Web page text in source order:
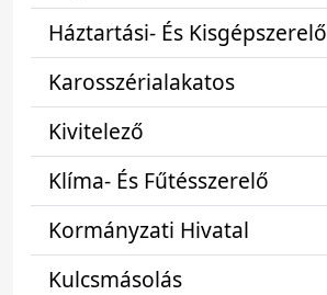
Háztartási- És Kisgépszerelő
Karosszérialakatos
Kivitelező
Klíma- És Fűtésszerelő
Kormányzati Hivatal
Kulcsmásolás